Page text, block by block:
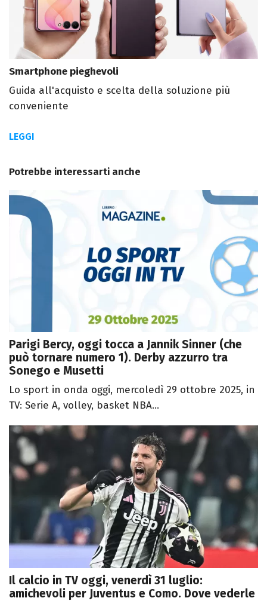
Smartphone pieghevoli
Guida all'acquisto e scelta della soluzione più
conveniente
LEGGI
Potrebbe interessarti anche
Parigi Bercy, oggi tocca a Jannik Sinner (che
può tornare numero 1). Derby azzurro tra
Sonego e Musetti
Lo sport in onda oggi, mercoledì 29 ottobre 2025, in
TV: Serie A, volley, basket NBA...
Il calcio in TV oggi, venerdì 31 luglio:
amichevoli per Juventus e Como. Dove vederle